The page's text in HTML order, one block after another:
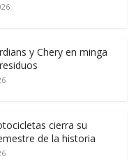
y Chery en minga
cierra su
de la historia